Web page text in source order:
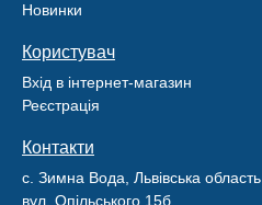
Новинки
Користувач
Вхід в інтернет-магазин
Реєстрація
Контакти
с. Зимна Вода, Львівська область
вул. Опільського 15б